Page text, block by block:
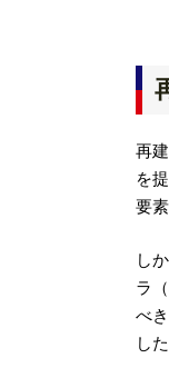
再
を
要
し
ラ
べ
した